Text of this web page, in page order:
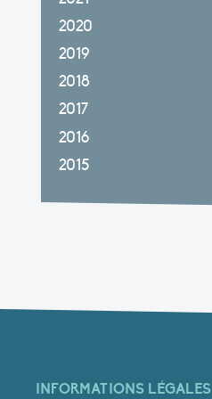
2020
2019
2018
2017
2016
2015
INFORMATIONS LÉGALES